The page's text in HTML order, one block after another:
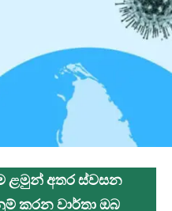
ළමුන් අතර ස්වසන
කරන වාර්තා ඔබ